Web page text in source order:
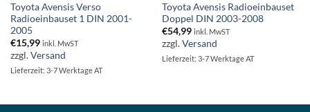
Toyota Avensis Verso
Radioeinbauset 1 DIN 2001-
2005
€15,99 inkl. MwST
zzgl.Versand
Lieferzeit: 3-7 Werktage AT
Toyota Avensis Radioeinbauset
Doppel DIN 2003-2008
€54,99 inkl. MwST
zzgl.Versand
Lieferzeit: 3-7 Werktage AT